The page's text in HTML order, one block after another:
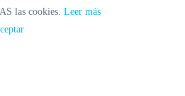
las cookies. Leer más